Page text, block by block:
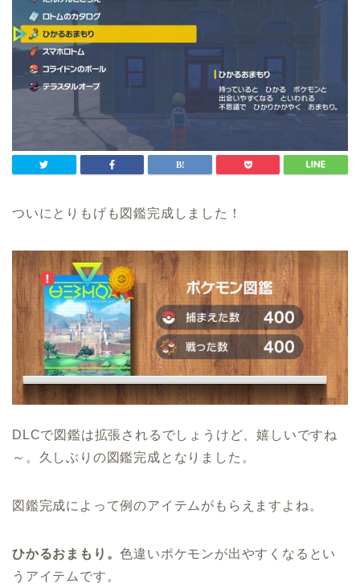
ついにとりもげも図鑑完成しました！
DLCで図鑑は拡張されるでしょうけど、嬉しいですね
～。久しぶりの図鑑完成となりました。
図鑑完成によって例のアイテムがもらえますよね。
ひかるおまもり。色違いポケモンが出やすくなるとい
うアイテムです。